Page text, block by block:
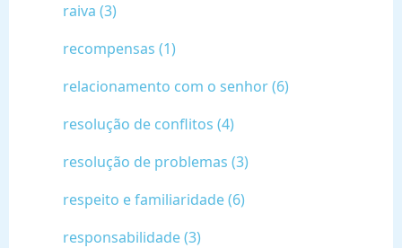
raiva (3)
recompensas (1)
relacionamento com o senhor (6)
resolução de conflitos (4)
resolução de problemas (3)
respeito e familiaridade (6)
responsabilidade (3)